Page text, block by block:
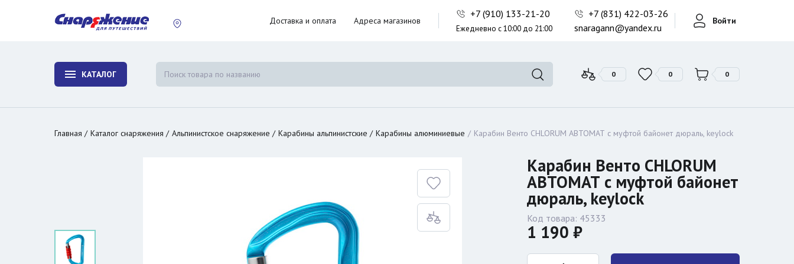
Доставка и оплата Адреса магазинов
+7 (910) 133-21-20
Ежедневно с 10:00 до 21:00
+7 (831) 422-03-26
snaragann@yandex.ru
Войти
КАТАЛОГ 0 0 0
Фонари поисковые
Фонари тактические
Главная Каталог снаряжения Альпинистское снаряжение Карабины альпинистские Карабины алюминиевые Карабин Венто CHLORUM АВТОМАТ с муфтой байонет дюраль, keylock
Карабин Венто CHLORUM
АВТОМАТ с муфтой байонет
дюраль, keylock
Код товара: 45333
1 190 ₽